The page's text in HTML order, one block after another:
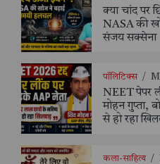
क्या चांद पर
NASA की
संजय सक्सेना
पॉलिटिक्स /
NEET पेपर
मोहन गुप्ता,
से हो रहा
कला-साहित्य /